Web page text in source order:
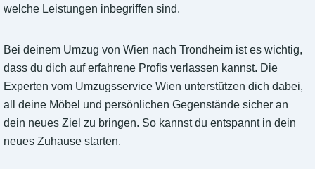
welche Leistungen inbegriffen sind.
Bei deinem Umzug von Wien nach Trondheim ist es wichtig,
dass du dich auf erfahrene Profis verlassen kannst. Die
Experten vom Umzugsservice Wien unterstützen dich dabei,
all deine Möbel und persönlichen Gegenstände sicher an
dein neues Ziel zu bringen. So kannst du entspannt in dein
neues Zuhause starten.